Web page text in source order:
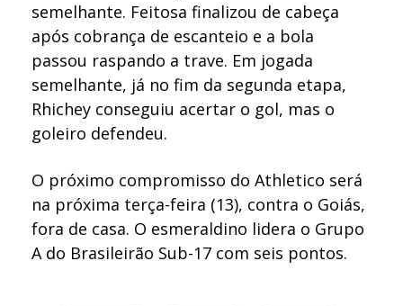
semelhante. Feitosa finalizou de cabeça
após cobrança de escanteio e a bola
passou raspando a trave. Em jogada
semelhante, já no fim da segunda etapa,
Rhichey conseguiu acertar o gol, mas o
goleiro defendeu.
O próximo compromisso do Athletico será
na próxima terça-feira (13), contra o Goiás,
fora de casa. O esmeraldino lidera o Grupo
A do Brasileirão Sub-17 com seis pontos.